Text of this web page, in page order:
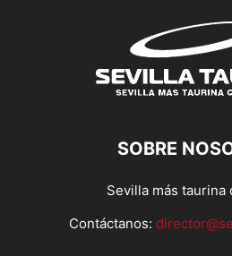
SOBRE
Sevilla más taurina
Contáctanos: